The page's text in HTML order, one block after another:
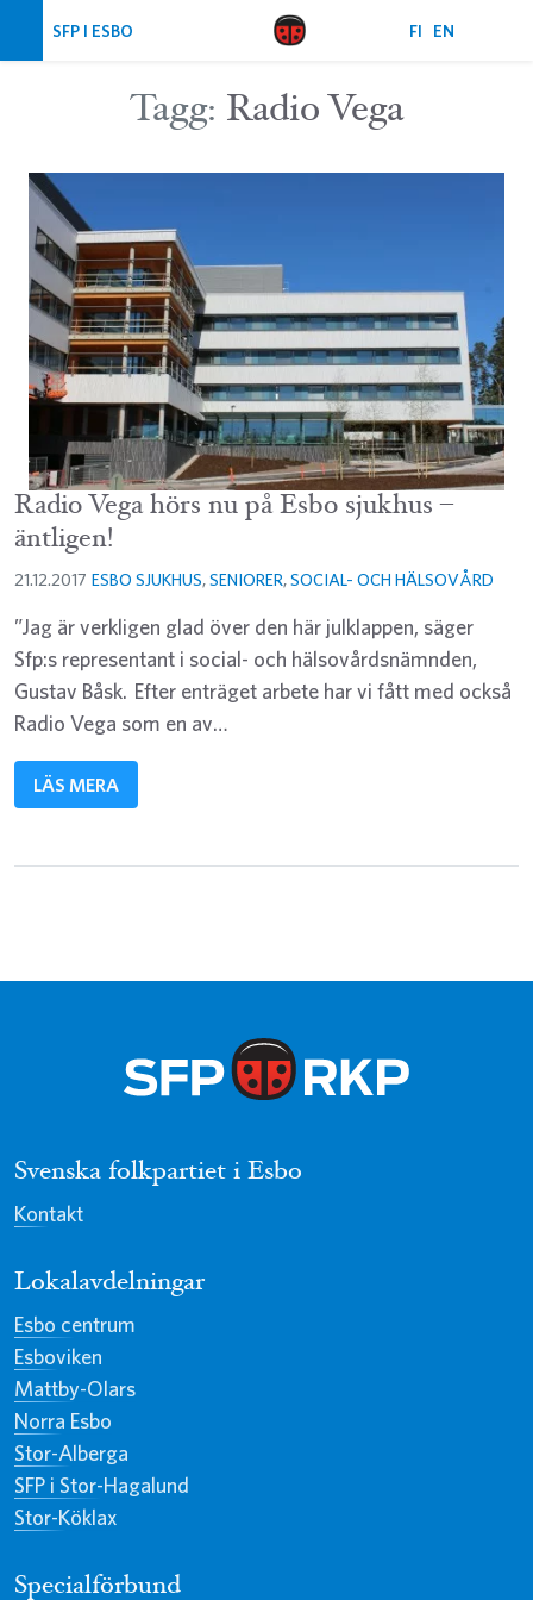
SFP I ESBO EN
FI
Tagg: Radio Vega
Radio Vega hörs nu på Esbo sjukhus –
äntligen!
21.12.2017 ESBO SJUKHUS,SENIORER,SOCIAL- OCH HÄLSOVÅRD
”Jag är verkligen glad över den här julklappen, säger
Sfp:s representant i social- och hälsovårdsnämnden,
Gustav Båsk. Efter enträget arbete har vi fått med också
Radio Vega som en av…
LÄS MERA
Svenska folkpartiet i Esbo
Kontakt
Lokalavdelningar
Esbo centrum
Esboviken
Mattby-Olars
Norra Esbo
Stor-Alberga
SFP i Stor-Hagalund
Stor-Köklax
Specialförbund